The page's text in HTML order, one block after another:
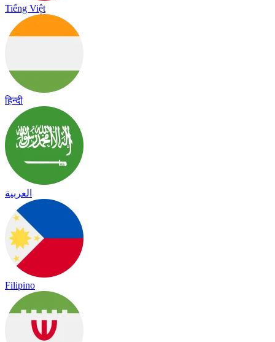
Tiếng Việt
हिन्दी
العربية
Filipino